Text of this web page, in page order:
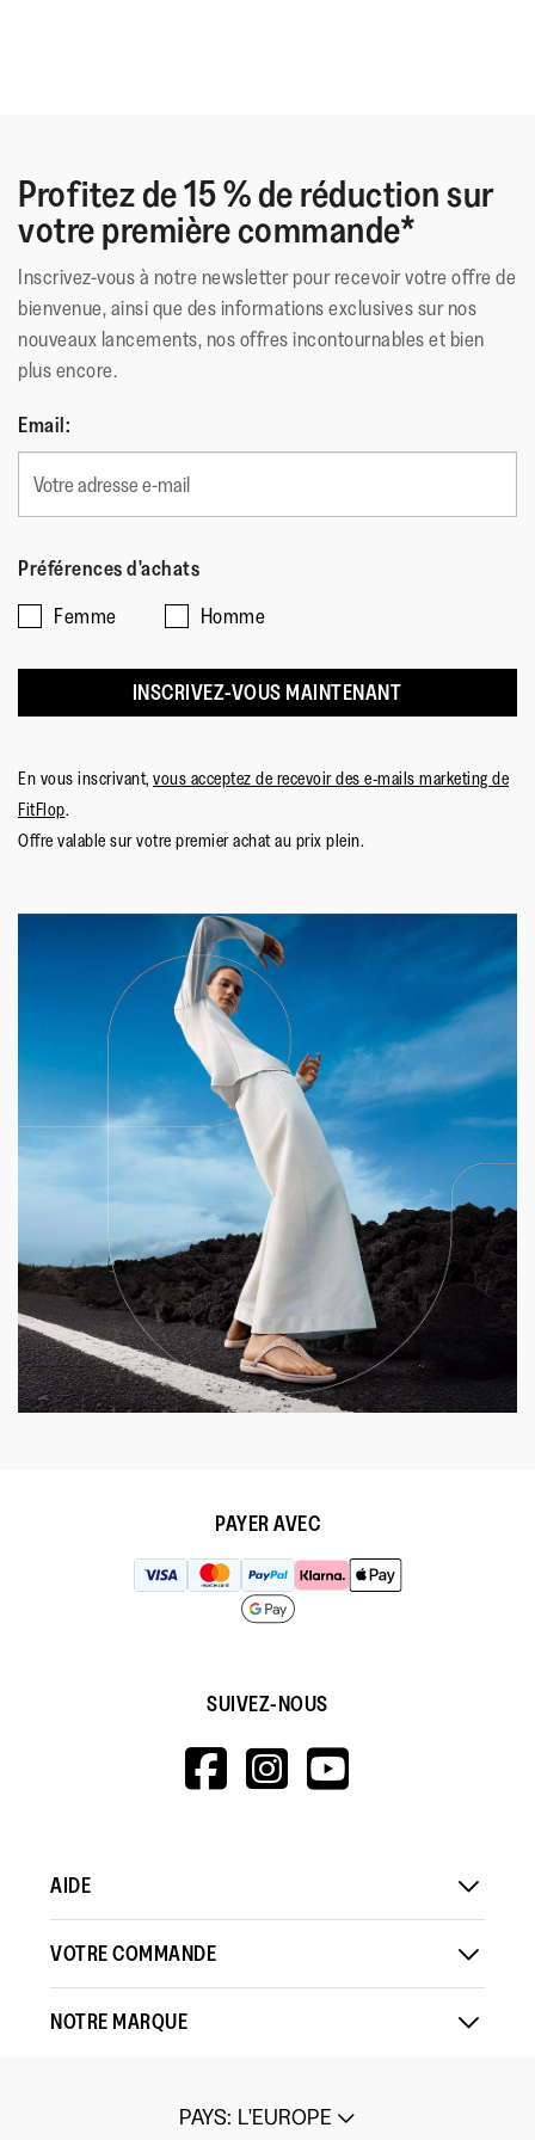
Profitez de 15 % de réduction sur
votre première commande*
Inscrivez-vous à notre newsletter pour recevoir votre offre de
bienvenue, ainsi que des informations exclusives sur nos
nouveaux lancements, nos offres incontournables et bien
plus encore.
Email:
Préférences d'achats
Femme
Homme
INSCRIVEZ-VOUS MAINTENANT
En vous inscrivant, vous acceptez de recevoir des e-mails marketing de
FitFlop.
Offre valable sur votre premier achat au prix plein.
PAYER AVEC
SUIVEZ-NOUS
HTTPS://
HTTPS://
AIDE
VOTRE COMMANDE
NOTRE MARQUE
PAYS: L'EUROPE